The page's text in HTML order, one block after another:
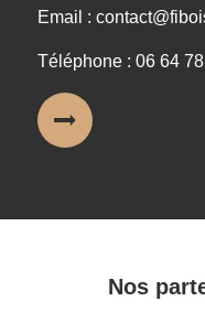
Email :
Téléphone : 06 64
Nos